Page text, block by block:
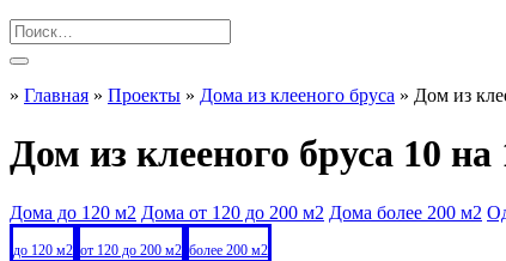
» Главная » Проекты » Дома из клееного бруса » Дом из
Дом из клееного бруса 10 на
Дома до 120 м2 Дома от 120 до 200 м2 Дома более 200 м2
до 120 м2 от 120 до 200 м2 более 200 м2